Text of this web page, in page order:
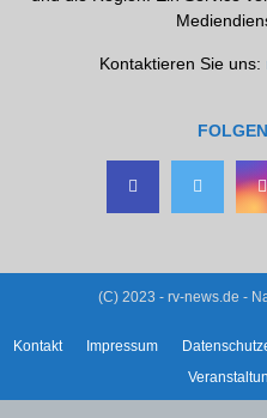
Kontaktieren Sie uns:
(C) 2023 - rv-news.de -
Kontakt Impressum